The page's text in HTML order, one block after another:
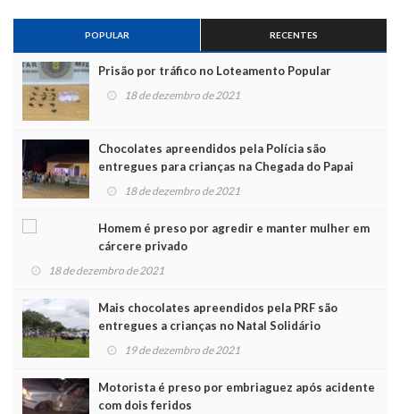
POPULAR RECENTES
Prisão por tráfico no Loteamento Popular
18 de dezembro de 2021
Chocolates apreendidos pela Polícia são
entregues para crianças na Chegada do Papai
Noel 18 de dezembro de 2021
Homem é preso por agredir e manter mulher em
cárcere privado
18 de dezembro de 2021
Mais chocolates apreendidos pela PRF são
entregues a crianças no Natal Solidário
19 de dezembro de 2021
Motorista é preso por embriaguez após acidente
com dois feridos